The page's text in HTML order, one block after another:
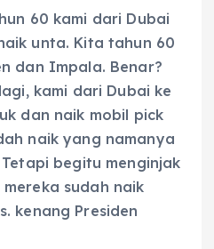
60 kami dari Dubai
unta. Kita tahun 60
dan Impala. Benar?
kami dari Dubai ke
dan naik mobil pick
naik yang namanya
begitu menginjak
sudah naik
kenang Presiden